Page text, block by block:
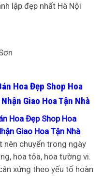
lập đẹp nhất Hà Nội
Hoa Đẹp Shop Hoa
Giao Hoa Tận Nhà
Hoa Đẹp Shop Hoa
Giao Hoa Tận Nhà
nên chuyển trong ngày
hoa tỏa, hoa tường vi.
xứng theo yếu tố hoàn